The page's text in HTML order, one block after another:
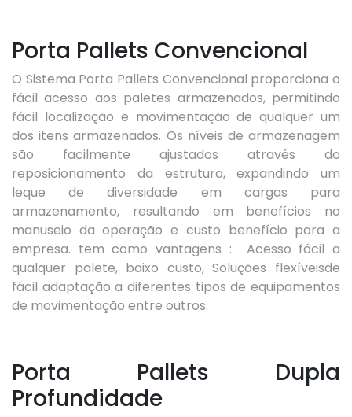
Porta Pallets Convencional
O Sistema Porta Pallets Convencional proporciona o
fácil acesso aos paletes armazenados, permitindo
fácil localização e movimentação de qualquer um
dos itens armazenados. Os níveis de armazenagem
são facilmente ajustados através do
reposicionamento da estrutura, expandindo um
leque de diversidade em cargas para
armazenamento, resultando em benefícios no
manuseio da operação e custo benefício para a
empresa. tem como vantagens : Acesso fácil a
qualquer palete, baixo custo, Soluções flexíveisde
fácil adaptação a diferentes tipos de equipamentos
de movimentação entre outros.
Porta Pallets Dupla
Profundidade